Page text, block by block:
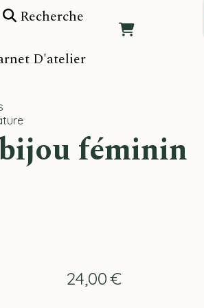
Recherche
D'atelier
24,00€